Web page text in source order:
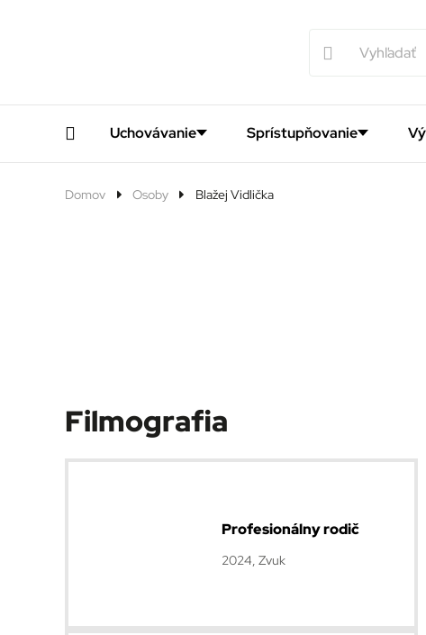
Uchovávanie Sprístupňovanie
Domov Osoby Blažej Vidlička
Filmografia
Profesionálny rodič
2024, Zvuk